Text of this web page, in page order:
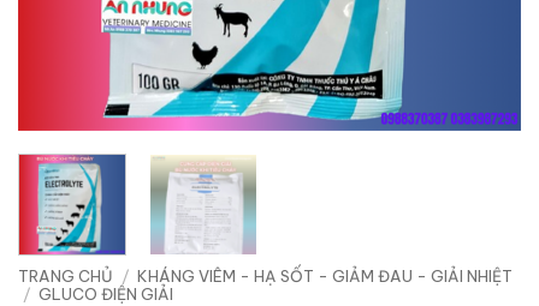
TRANG CHỦ / KHÁNG VIÊM - HẠ SỐT - GIẢM ĐAU - GIẢI NHIỆT
/ GLUCO ĐIỆN GIẢI